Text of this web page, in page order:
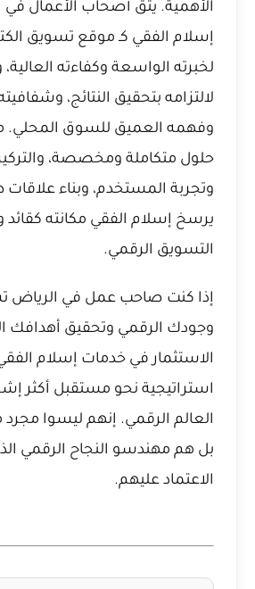
الأهمية. يثق أصحاب الأعمال
إسلام الفقي كـ موقع تسويق
لخبرته الواسعة وكفاءته
لالتزامه بتحقيق النتائج،
وفهمه العميق للسوق المحلي.
حلول متكاملة ومخصصة،
وتجربة المستخدم، وبناء علاقات
يرسخ إسلام الفقي مكانته
التسويق الرقمي.
إذا كنت صاحب عمل في الرياض
وجودك الرقمي وتحقيق أهدافك
الاستثمار في خدمات إسلام
استراتيجية نحو مستقبل أكثر
العالم الرقمي. إنهم ليسوا
بل هم مهندسو النجاح الرقمي
الاعتماد عليهم.